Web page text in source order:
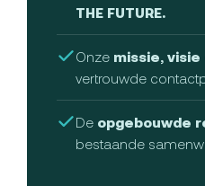
THE FUTURE.
Onze missie,
vertrouwde
De opgebouwde
bestaande